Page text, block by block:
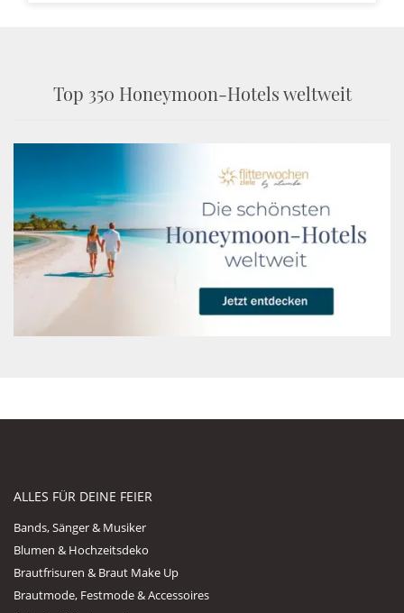
Top 350 Honeymoon-Hotels weltweit
ALLES FÜR DEINE FEIER
Bands, Sänger & Musiker
Blumen & Hochzeitsdeko
Brautfrisuren & Braut Make Up
Brautmode, Festmode & Accessoires